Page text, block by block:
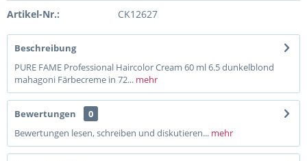
Artikel-Nr.: CK12627
Beschreibung
PURE FAME Professional Haircolor Cream 60 ml 6.5 dunkelblond
mahagoni Färbecreme in 72... mehr
Bewertungen
0
Bewertungen lesen, schreiben und diskutieren... mehr